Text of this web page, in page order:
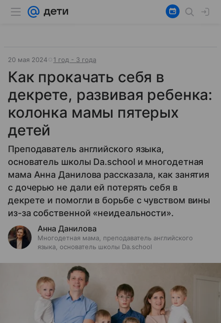
20 мая 2024 1 год - 3 года
Как прокачать себя в
декрете, развивая ребенка:
колонка мамы пятерых
детей
Преподаватель английского языка,
основатель школы Da.school и многодетная
мама Анна Данилова рассказала, как занятия
с дочерью не дали ей потерять себя в
декрете и помогли в борьбе с чувством вины
из-за собственной «неидеальности».
Анна Данилова
Многодетная мама, преподаватель английского
языка, основатель школы Da.school